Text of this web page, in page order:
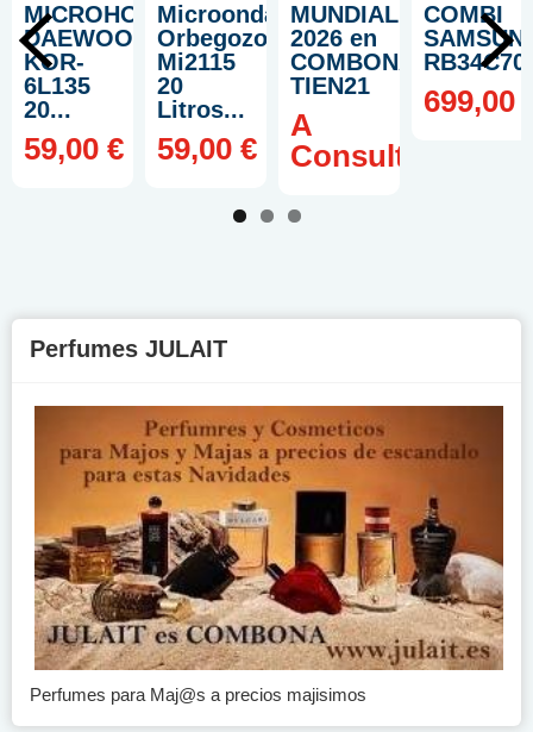
Perfumes JULAIT
Perfumes para Maj@s a precios majisimos
MICROHONDAS
DAEWOO
KOR-
6L135
20...
59,00 €
Microondas
Orbegozo
Mi2115
20
Litros...
59,00 €
MUNDIAL
2026 en
COMBONA
TIEN21
A
Consultar
COMBI
699,00